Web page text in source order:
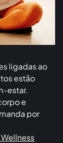
ligadas ao
estão
estar.
e
por